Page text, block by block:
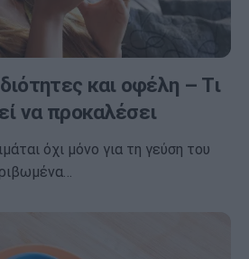
και οφέλη – Τι
να προκαλέσει
όχι μόνο για τη γεύση του